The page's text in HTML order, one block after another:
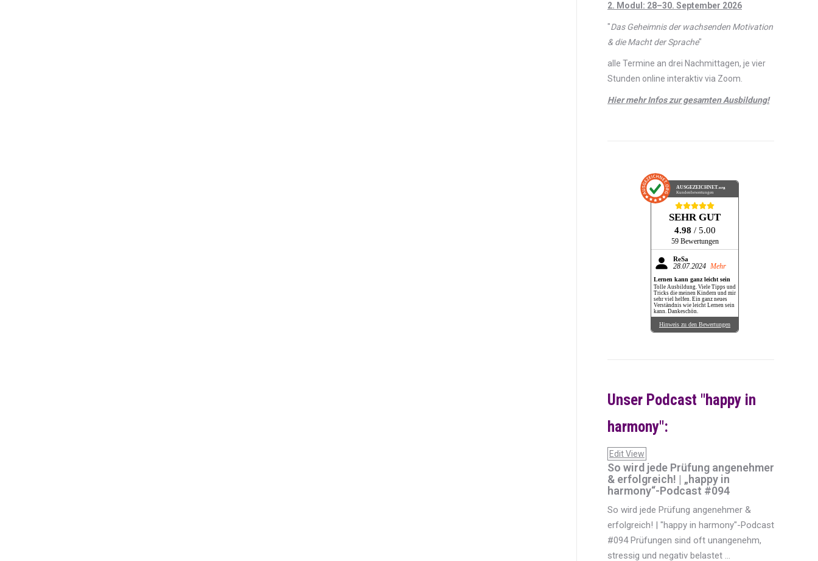
2. Modul: 28–30. September 2026
"Das Geheimnis der wachsenden Motivation
& die Macht der Sprache"
alle Termine an drei Nachmittagen, je vier
Stunden online interaktiv via Zoom.
Hier mehr Infos zur gesamten Ausbildung!
AUSGEZEICHNET.org
Kundenbewertungen
SEHR GUT
4.98 / 5.00
59 Bewertungen
ReSa
28.07.2024 Mehr
Lernen kann ganz leicht sein
Tolle Ausbildung. Viele Tipps und
Tricks die meinen Kindern und mir
sehr viel helfen. Ein ganz neues
Verständnis wie leicht Lernen sein
kann. Dankeschön.
Hinweis zu den Bewertungen
Unser Podcast "happy in
harmony":
Edit View
So wird jede Prüfung angenehmer
& erfolgreich! | „happy in
harmony“-Podcast #094
So wird jede Prüfung angenehmer &
erfolgreich! | "happy in harmony"-Podcast
#094 Prüfungen sind oft unangenehm,
stressig und negativ belastet ...